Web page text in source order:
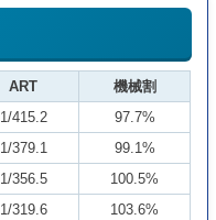
ART
機械割
1/415.2
97.7%
1/379.1
99.1%
1/356.5
100.5%
1/319.6
103.6%